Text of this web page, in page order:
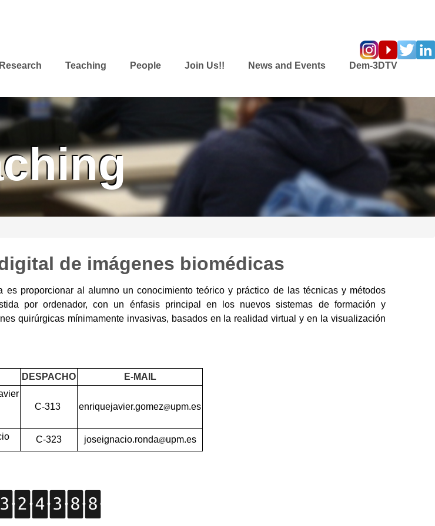
Research Teaching People Join Us!! News and Events
Dem-3DTV
de imágenes biomédicas
es proporcionar al alumno un conocimiento teórico y práctico de las técnicas y métodos
por ordenador, con un énfasis principal en los nuevos sistemas de formación y
quirúrgicas mínimamente invasivas, basados en la realidad virtual y en la visualización
DESPACHO
E-MAIL
C-313 enriquejavier.gomez upm.es
C-323 joseignacio.ronda
upm.es